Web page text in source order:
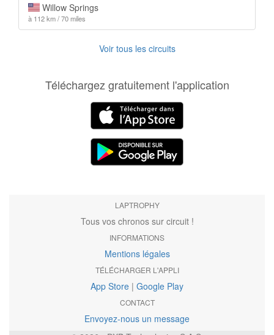
Willow Springs
à 112 km / 70 miles
Voir tous les circuits
Téléchargez gratuitement l'application
LAPTROPHY
Tous vos chronos sur circuit !
INFORMATIONS
Mentions légales
TÉLÉCHARGER L'APPLI
App Store | Google Play
CONTACT
Envoyez-nous un message